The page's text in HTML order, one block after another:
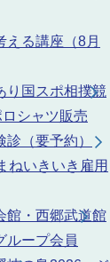
える講座（8月
り国スポ相撲競
シャツ販売
診（要予約）
ねいきいき雇用
館・西郷武道館
ループ会員